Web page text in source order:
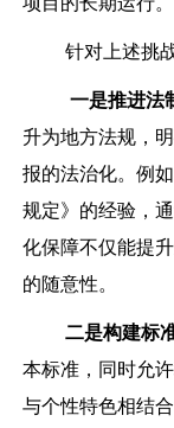
针对上述挑
一是推进法
升为地方法规，
报的法治化。例
规定》的经验，
化保障不仅能提
的随意性。
二是构建标
本标准，同时允
与个性特色相结